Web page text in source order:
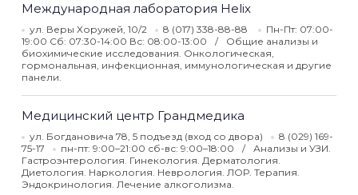
Международная лаборатория Helix
ул. Веры Хоружей, 10/2 8 (017) 338-88-88
Пн-Пт: 07:00-
19:00 Сб: 07:30-14:00 Вс: 08:00-13:00
Общие анализы и
биохимические исследования. Онкологическая,
гормональная, инфекционная, иммунологическая и другие
панели.
Медицинский центр Грандмедика
ул. Богдановича 78, 5 подъезд (вход со двора)
8 (029) 169-
75-17
пн-пт: 9:00–21:00 сб-вс: 9:00–18:00
Анализы и УЗИ.
Гастроэнтерология. Гинекология. Дерматология.
Диетология. Наркология. Неврология. ЛОР. Терапия.
Эндокринология. Лечение алкоголизма.